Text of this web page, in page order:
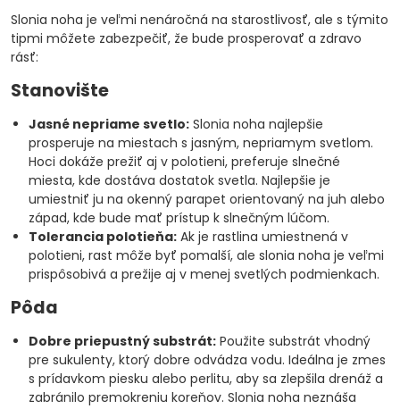
Slonia noha je veľmi nenáročná na starostlivosť, ale s týmito
tipmi môžete zabezpečiť, že bude prosperovať a zdravo
rásť:
Stanovište
Jasné nepriame svetlo: Slonia noha najlepšie
prosperuje na miestach s jasným, nepriamym svetlom.
Hoci dokáže prežiť aj v polotieni, preferuje slnečné
miesta, kde dostáva dostatok svetla. Najlepšie je
umiestniť ju na okenný parapet orientovaný na juh alebo
západ, kde bude mať prístup k slnečným lúčom.
Tolerancia polotieňa: Ak je rastlina umiestnená v
polotieni, rast môže byť pomalší, ale slonia noha je veľmi
prispôsobivá a prežije aj v menej svetlých podmienkach.
Pôda
Dobre priepustný substrát: Použite substrát vhodný
pre sukulenty, ktorý dobre odvádza vodu. Ideálna je zmes
s prídavkom piesku alebo perlitu, aby sa zlepšila drenáž a
zabránilo premokreniu koreňov. Slonia noha neznáša